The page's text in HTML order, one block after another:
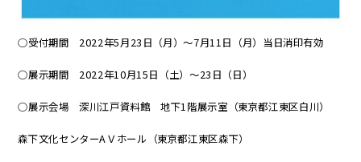
○受付期間 2022年5月23日（月）～7月11日（月）当日消印有効
○展示期間 2022年10月15日（土）～23日（日）
○展示会場 深川江戸資料館 地下1階展示室（東京都江東区白川）
森下文化センターAＶホール（東京都江東区森下）